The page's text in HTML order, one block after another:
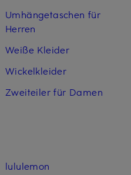
Umhängetaschen für
Herren
Weiße Kleider
Wickelkleider
Zweiteiler für Damen
lululemon